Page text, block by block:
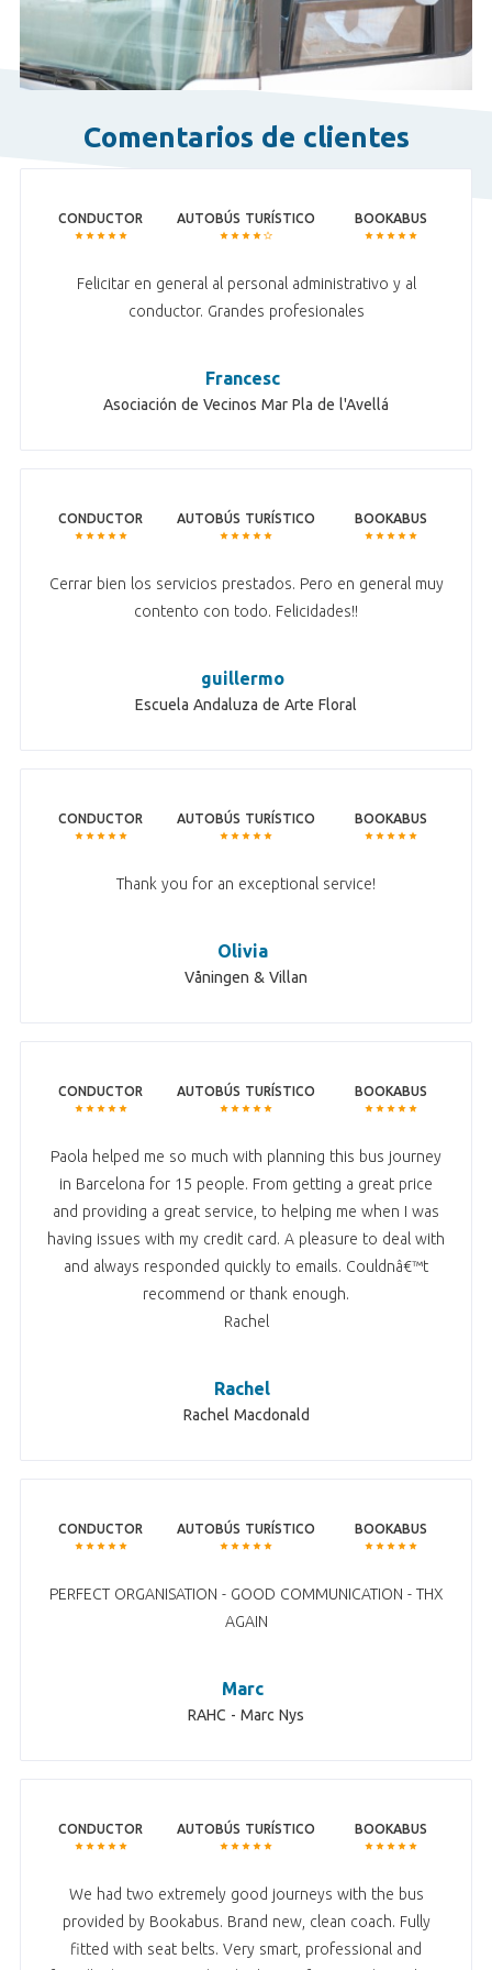
Comentarios de clientes
CONDUCTOR AUTOBÚS TURÍSTICO BOOKABUS
Felicitar en general al personal administrativo y al
conductor. Grandes profesionales
Francesc
Asociación de Vecinos Mar Pla de l'Avellá
CONDUCTOR AUTOBÚS TURÍSTICO BOOKABUS
Cerrar bien los servicios prestados. Pero en general muy
contento con todo. Felicidades!!
guillermo
Escuela Andaluza de Arte Floral
CONDUCTOR AUTOBÚS TURÍSTICO BOOKABUS
Thank you for an exceptional service!
Olivia
Våningen & Villan
CONDUCTOR AUTOBÚS TURÍSTICO BOOKABUS
Paola helped me so much with planning this bus journey
in Barcelona for 15 people. From getting a great price
and providing a great service, to helping me when I was
having issues with my credit card. A pleasure to deal with
and always responded quickly to emails. Couldnâ€™t
recommend or thank enough.
Rachel
Rachel
Rachel Macdonald
CONDUCTOR AUTOBÚS TURÍSTICO BOOKABUS
PERFECT ORGANISATION - GOOD COMMUNICATION - THX
AGAIN
Marc
RAHC - Marc Nys
CONDUCTOR AUTOBÚS TURÍSTICO BOOKABUS
We had two extremely good journeys with the bus
provided by Bookabus. Brand new, clean coach. Fully
fitted with seat belts. Very smart, professional and